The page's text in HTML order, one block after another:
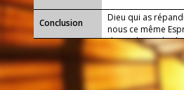
Conclusion
Dieu qui as
nous ce même
de toi devant les
Seigneur. Amen.